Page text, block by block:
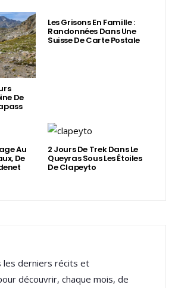
De
Les Grisons En Famille :
Randonnées Dans Une
Suisse De Carte Postale
Au
De
2 Jours De Trek Dans Le
Queyras Sous Les Étoiles
De Clapeyto
les derniers récits et
découvrir, chaque mois, de